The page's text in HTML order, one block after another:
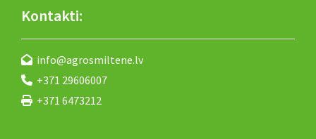
Kontakti:
 info@agrosmiltene.lv
 +371 29606007
 +371 6473212